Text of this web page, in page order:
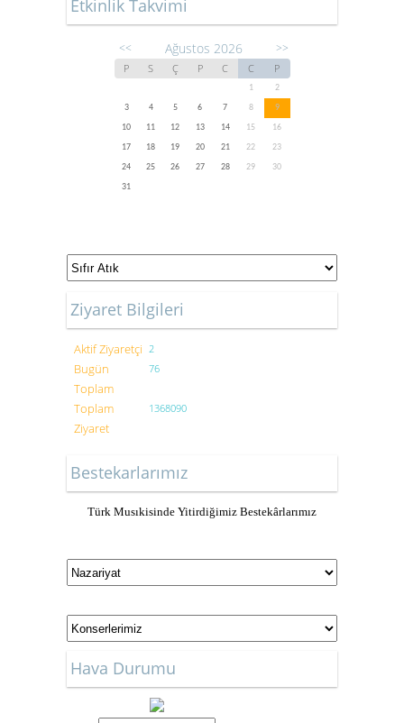
Etkinlik Takvimi
<< Ağustos 2026 >>
P S Ç P C C P
1
2
3
4 5 6 7 8
9
10
11 12 13 14 15
16
17
18 19 20 21 22
23
24
25 26 27 28 29
30
31
Ziyaret Bilgileri
Aktif Ziyaretçi 2
Bugün
Toplam
76
Toplam
Ziyaret
1368090
Bestekarlarımız
Türk Musıkisinde Yitirdiğimiz Bestekârlarımız
Hava Durumu